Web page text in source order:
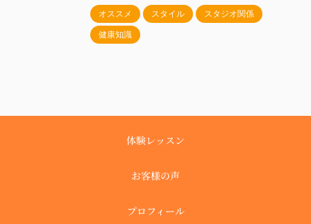
オススメ スタイル
スタジオ関係
健康知識
体験レッスン
お客様の声
プロフィール